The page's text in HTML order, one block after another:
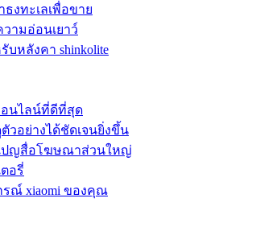
งทะเลเพื่อขาย
ามอ่อนเยาว์
หลังคา shinkolite
อนไลน์ที่ดีที่สุด
วอย่างได้ชัดเจนยิ่งขึ้น
ปญสื่อโฆษณาส่วนใหญ่
อรี่
ณ์ xiaomi ของคุณ